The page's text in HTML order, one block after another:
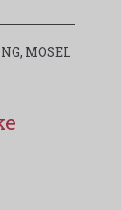
MOSEL